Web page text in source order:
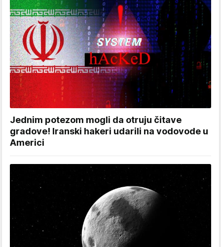
Jednim potezom mogli da otruju čitave
gradove! Iranski hakeri udarili na vodovode u
Americi